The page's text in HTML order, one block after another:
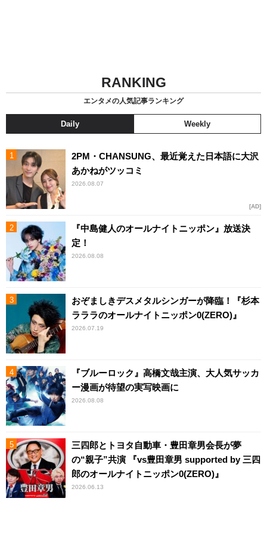
RANKING
エンタメの人気記事ランキング
Daily Weekly
2PM・CHANSUNG、最近覚えた日本語に大沢
あかねがツッコミ
2026.08.07
AD
『中島健人のオールナイトニッポン』放送決
定！
2026.08.08
おぞましきデスメタルシンガーが降臨！『杉本
ラララのオールナイトニッポン0(ZERO)』
2026.07.19
『ブルーロック』高橋文哉主演、大人気サッカ
ー漫画が待望の実写映画に
2026.08.08
三四郎とトヨタ自動車・豊田章男会長が夢
の“親子”共演 『vs豊田章男 supported by 三四
郎のオールナイトニッポン0(ZERO)』
2026.06.13